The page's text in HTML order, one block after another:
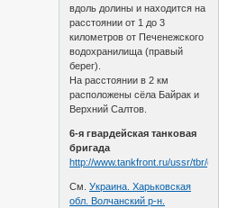
вдоль долины и находится на
расстоянии от 1 до 3
километров от Печенежского
водохранилища (правый
берег).
На расстоянии в 2 км
расположены сёла Байрак и
Верхний Салтов.
6-я гвардейская танковая
бригада
http://www.tankfront.ru/ussr/tbr/
См.Украина. Харьковская
обл. Волчанский р-н.